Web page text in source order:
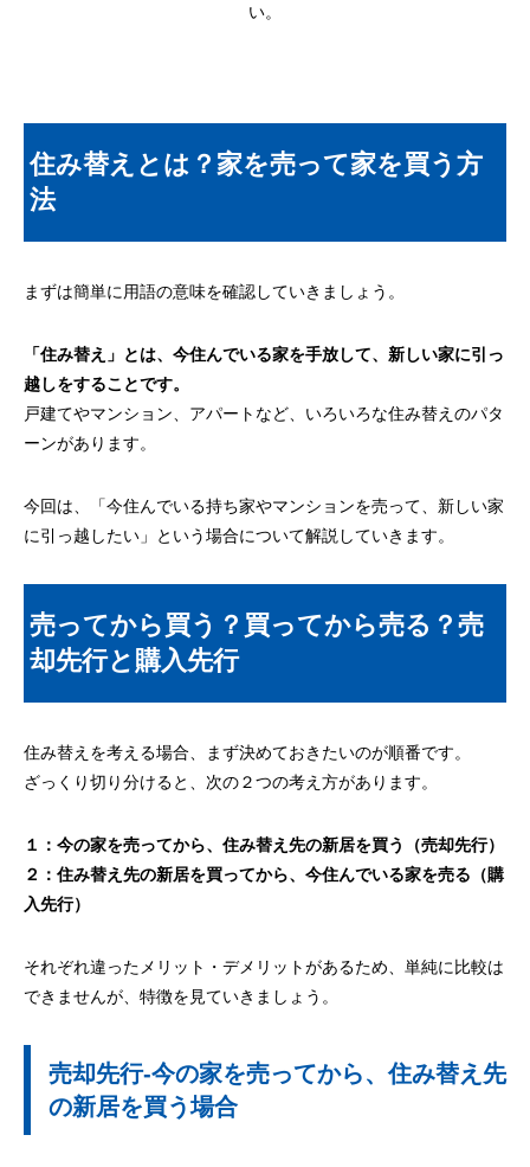
い。
住み替えとは？家を売って家を買う方
法
まずは簡単に用語の意味を確認していきましょう。
「住み替え」とは、今住んでいる家を手放して、新しい家に引っ
越しをすることです。
戸建てやマンション、アパートなど、いろいろな住み替えのパタ
ーンがあります。
今回は、「今住んでいる持ち家やマンションを売って、新しい家
に引っ越したい」という場合について解説していきます。
売ってから買う？買ってから売る？売
却先行と購入先行
住み替えを考える場合、まず決めておきたいのが順番です。
ざっくり切り分けると、次の２つの考え方があります。
１：今の家を売ってから、住み替え先の新居を買う（売却先行）
２：住み替え先の新居を買ってから、今住んでいる家を売る（購
入先行）
それぞれ違ったメリット・デメリットがあるため、単純に比較は
できませんが、特徴を見ていきましょう。
売却先行-今の家を売ってから、住み替え先
の新居を買う場合